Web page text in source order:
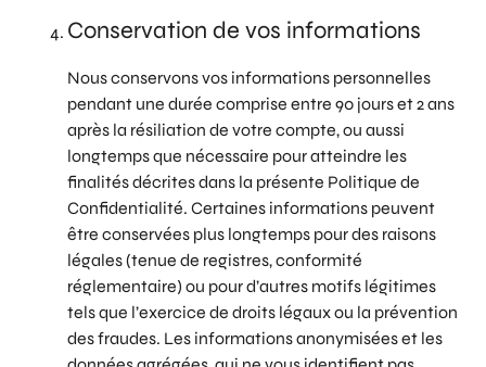
Conservation de vos informations
Nous conservons vos informations personnelles
pendant une durée comprise entre 90 jours et 2 ans
après la résiliation de votre compte, ou aussi
longtemps que nécessaire pour atteindre les
finalités décrites dans la présente Politique de
Confidentialité. Certaines informations peuvent
être conservées plus longtemps pour des raisons
légales (tenue de registres, conformité
réglementaire) ou pour d’autres motifs légitimes
tels que l’exercice de droits légaux ou la prévention
des fraudes. Les informations anonymisées et les